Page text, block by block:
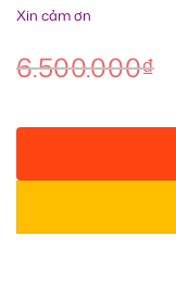
Xin cảm ơn
6.500.000₫